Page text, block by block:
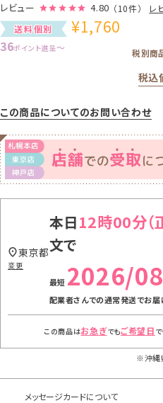
レビュー 4.80 （10件）
レ
送料個別
¥1,760
36ポイント進呈〜 税別商
税込
この商品についてのお問い合わせ
本日12時00分
文で
2026/08/
配業者さんでの通常発送でお届
東京都
変更
この商品はお急ぎでもご希望日
※沖縄
メッセージカードについて